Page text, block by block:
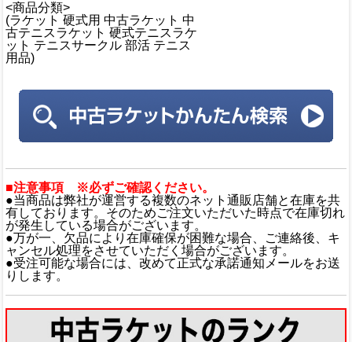
<商品分類>
(ラケット 硬式用 中古ラケット 中
古テニスラケット 硬式テニスラケ
ット テニスサークル 部活 テニス
用品)
■注意事項 ※必ずご確認ください。
●当商品は弊社が運営する複数のネット通販店舗と在庫を共
有しております。そのためご注文いただいた時点で在庫切れ
が発生している場合がございます。
●万が一、欠品により在庫確保が困難な場合、ご連絡後、キ
ャンセル処理をさせていただく場合がございます。
●受注可能な場合には、改めて正式な承諾通知メールをお送
りします。